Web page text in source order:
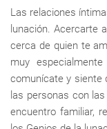
Las relaciones
lunación. Acercarte
cerca de quien te
muy
comunícate y siente
las personas con
encuentro familiar,